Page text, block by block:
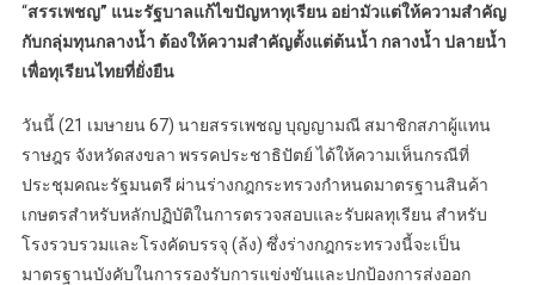
“สรรเพชญ” แนะรัฐบาลแก้ไขปัญหาทุเรียน อย่ามัวแต่ให้ความสำคัญ
กับกลุ่มทุนกลางน้ำ ต้องให้ความสำคัญตั้งแต่ต้นน้ำ กลางน้ำ ปลายน้ำ
เพื่อทุเรียนไทยที่ยั่งยืน
วันนี้ (21 เมษายน 67) นายสรรเพชญ บุญญามณี สมาชิกสภาผู้แทน
ราษฎร จังหวัดสงขลา พรรคประชาธิปัตย์ ได้ให้ความเห็นกรณีที่
ประชุมคณะรัฐมนตรี ผ่านร่างกฎกระทรวงกำหนดมาตรฐานสินค้า
เกษตรสำหรับหลักปฏิบัติในการตรวจสอบและรับผลทุเรียน สำหรับ
โรงรวบรวมและโรงคัดบรรจุ (ล้ง) ซึ่งร่างกฎกระทรวงนี้จะเป็น
มาตรฐานบังคับในการรองรับการแข่งขันและปกป้องการส่งออก